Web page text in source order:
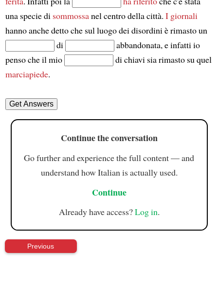
una specie di sommossanel centro della città. I giornali
hanno anche detto che sul luogo dei disordini è rimasto un
di
abbandonata, e infatti io
penso che il mio
di chiavi sia rimasto su quel
marciapiede.
Continue the conversation
Go further and experience the full content — and
understand how Italian is actually used.
Continue
Already have access?Log in.
Previous